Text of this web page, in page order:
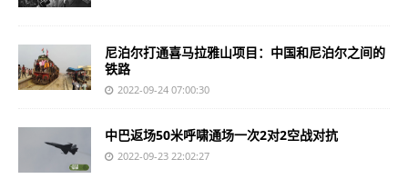
尼泊尔打通喜马拉雅山项目：中国和尼泊尔之间的
铁路
2022-09-24 07:00:30
中巴返场50米呼啸通场一次2对2空战对抗
2022-09-23 22:02:27